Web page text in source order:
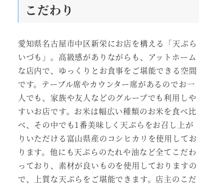
こだわり
愛知県名古屋市中区新栄にお店を構える「天ぷら
いづも」。高級感がありながらも、アットホーム
な店内で、ゆっくりとお食事をご堪能できる空間
です。テーブル席やカウンター席があるのでお一
人でも、家族や友人などのグループでも利用しや
すいお店です。お米は幅広い種類のお米を食べ比
べ、その中でも1番美味しく天ぷらをお召し上が
りいただける富山県産のコシヒカリを使用してお
ります。他にも天ぷらのたれや油など全てこだわ
っており、素材が良いものを使用しておりますの
で、上質な天ぷらをご堪能できます。店主のこだ